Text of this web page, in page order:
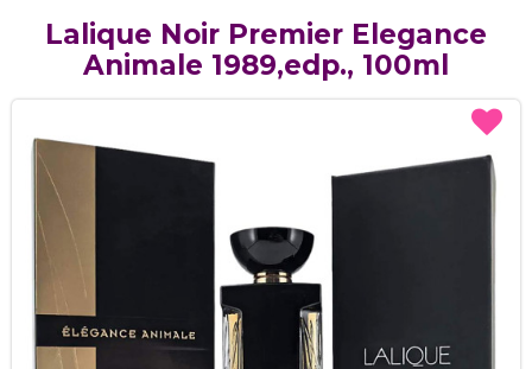
Lalique Noir Premier Elegance
Animale 1989,edp., 100ml